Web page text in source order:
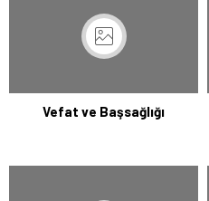
Vefat ve Başsağlığı